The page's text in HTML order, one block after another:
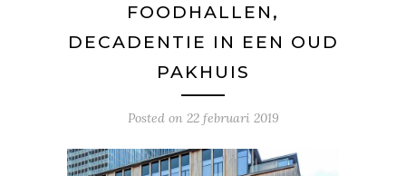
FOODHALLEN,
DECADENTIE IN EEN OUD
PAKHUIS
Posted on 22 februari 2019